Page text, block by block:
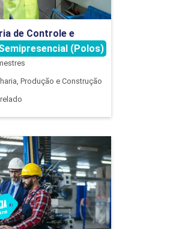
ECONÔMICA
75
I
de Controle e
(Polos)
Produção e Construção
Ir para Inscrição
de Controle e
Automação
Detalhes do curso